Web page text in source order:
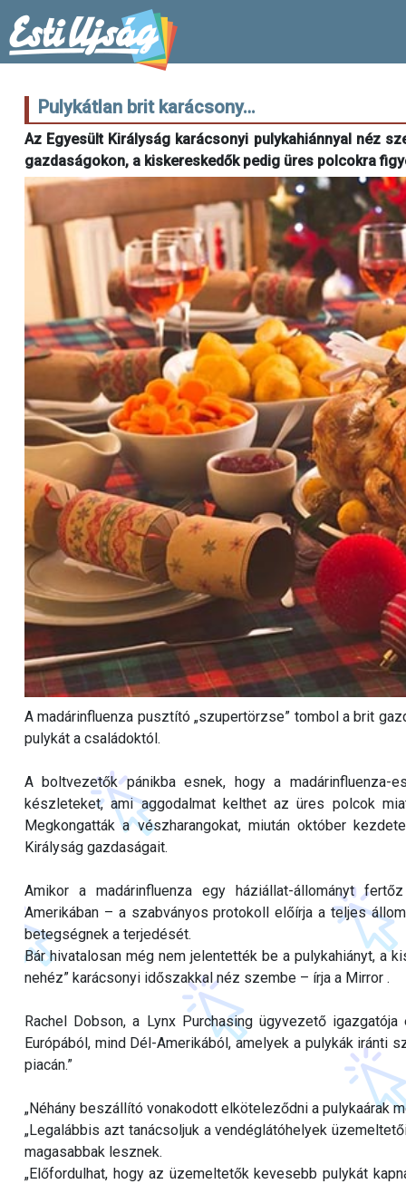
Pulykátlan brit karácsony…
Az Egyesült Királyság karácsonyi pulykahiánnyal néz
gazdaságokon, a kiskereskedők pedig üres polcokra
A madárinfluenza pusztító „szupertörzse” tombol a brit
pulykát a családoktól.
A boltvezetők pánikba esnek, hogy a madárinfluenza-
készleteket, ami aggodalmat kelthet az üres polcok
Megkongatták a vészharangokat, miután október
Királyság gazdaságait.
Amikor a madárinfluenza egy háziállat-állományt
Amerikában – a szabványos protokoll előírja a teljes
betegségnek a terjedését.
Bár hivatalosan még nem jelentették be a pulykahiányt, a
nehéz” karácsonyi időszakkal néz szembe – írja a Mirror .
Rachel Dobson, a Lynx Purchasing ügyvezető
Európából, mind Dél-Amerikából, amelyek a pulykák
piacán.”
„Néhány beszállító vonakodott elköteleződni a pulykaárak
„Legalábbis azt tanácsoljuk a vendéglátóhelyek
magasabbak lesznek.
„Előfordulhat, hogy az üzemeltetők kevesebb pulykát